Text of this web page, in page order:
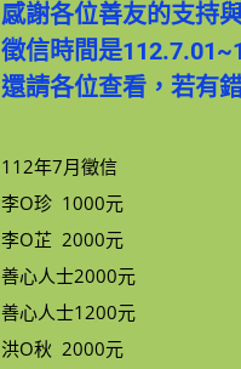
感謝各位善友的支持
徵信時間是
還請各位查看，若有
112年7月徵信
李O珍 1000元
李O芷 2000元
善心人士2000元
善心人士1200元
洪O秋 2000元